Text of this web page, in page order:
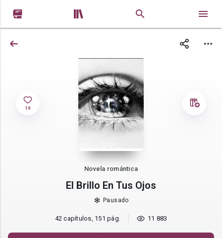
 
19
Novela romántica
El Brillo En Tus Ojos
Pausado
42 capítulos, 151 pág. 11 883